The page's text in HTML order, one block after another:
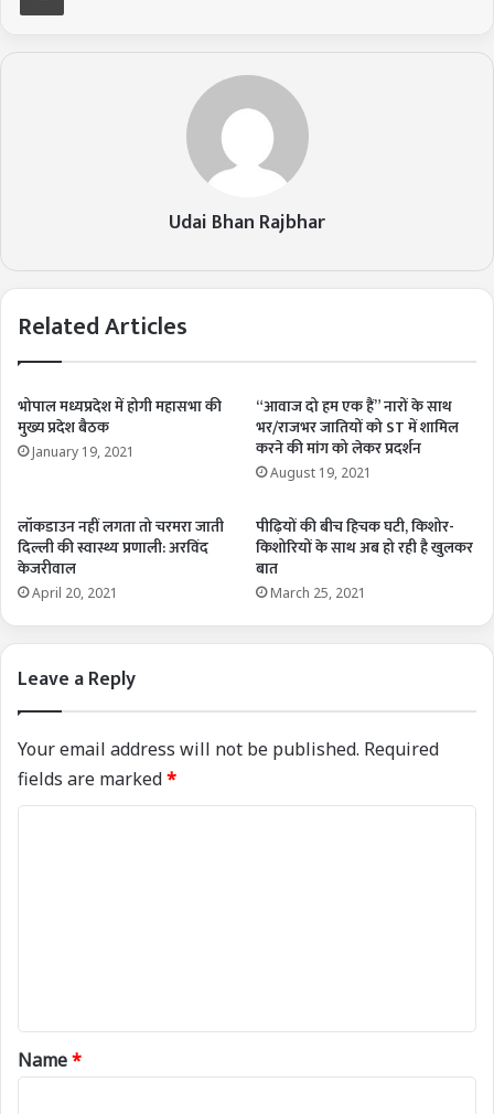
Udai Bhan Rajbhar
Related Articles
भोपाल मध्यप्रदेश में होगी महासभा की
मुख्य प्रदेश बैठक
January 19, 2021
“आवाज दो हम एक हैं” नारों के साथ
भर/राजभर जातियों को ST में शामिल
करने की मांग को लेकर प्रदर्शन
August 19, 2021
लॉकडाउन नहीं लगता तो चरमरा जाती
दिल्ली की स्वास्थ्य प्रणाली: अरविंद
केजरीवाल
April 20, 2021
पीढ़ियों की बीच हिचक घटी, किशोर-
किशोरियों के साथ अब हो रही है खुलकर
बात
March 25, 2021
Leave a Reply
Your email address will not be published. Required
fields are marked*
*
Name*